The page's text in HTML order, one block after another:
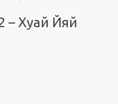
– Хуай Йяй